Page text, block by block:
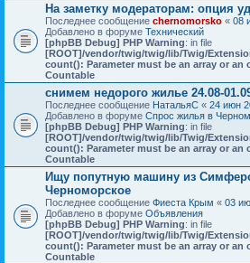
На заметку модераторам: опция
Последнее сообщение chernomorsko « 08
Добавлено в форуме Технический
[phpBB Debug] PHP Warning: in file
[ROOT]/vendor/twig/twig/lib/Twig/
count(): Parameter must be an array or an
Countable
снимем недорого жилье 24.08-
Последнее сообщение НатальяС « 24 июн
Добавлено в форуме Спрос жилья в
[phpBB Debug] PHP Warning: in file
[ROOT]/vendor/twig/twig/lib/Twig/
count(): Parameter must be an array or an
Countable
Ищу попутную машину из
Черноморское
Последнее сообщение Фиеста Крым « 03
Добавлено в форуме Объявления
[phpBB Debug] PHP Warning: in file
[ROOT]/vendor/twig/twig/lib/Twig/
count(): Parameter must be an array or an
Countable